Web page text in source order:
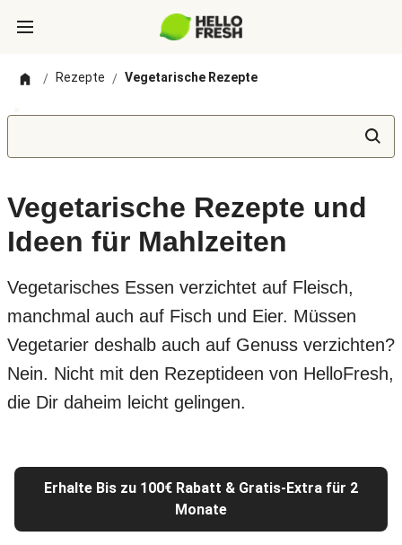
/ Rezepte / Vegetarische Rezepte
Vegetarische Rezepte und
Ideen für Mahlzeiten
Vegetarisches Essen verzichtet auf Fleisch,
manchmal auch auf Fisch und Eier. Müssen
Vegetarier deshalb auch auf Genuss verzichten?
Nein. Nicht mit den Rezeptideen von HelloFresh,
die Dir daheim leicht gelingen.
Erhalte Bis zu 100€ Rabatt & Gratis-Extra für 2
Monate